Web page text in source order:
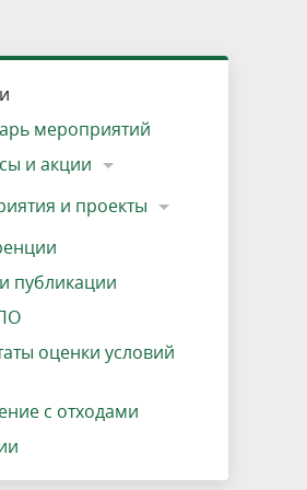
тропы и туристские
схема проезда
условий труда
картаживотного мира, не
охоты
мероприятий
и акции
и проекты
публикации
оценки условий
с отходами